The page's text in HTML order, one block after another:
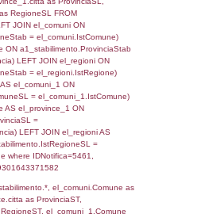
Indietro
COUNT(*) FROM `userlevels`
= -2, executionMS:
`userlevelid`, `userlevelname`
COUNT(*) FROM